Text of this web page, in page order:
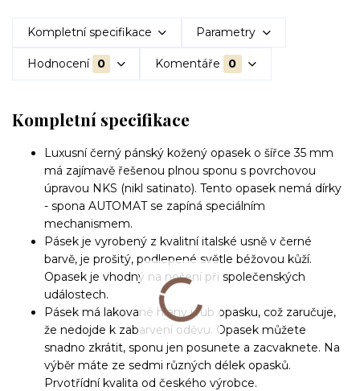
Kompletní specifikace Parametry
Hodnocení 0 Komentáře 0
Kompletní specifikace
Luxusní černý pánský kožený opasek o šířce 35 mm
má zajímavě řešenou plnou sponu s povrchovou
úpravou NKS (nikl satinato). Tento opasek nemá dírky
- spona AUTOMAT se zapíná speciálním
mechanismem.
Pásek je vyrobený z kvalitní italské usně v černé
barvě, je prošitý, podlepené světle béžovou kůží.
Opasek je vhodný na nošení při společenských
událostech.
Pásek má lakované hrany i rub opasku, což zaručuje,
že nedojde k zabarvení oděvu. Opasek můžete
snadno zkrátit, sponu jen posunete a zacvaknete. Na
výběr máte ze sedmi různých délek opasků.
Prvotřídní kvalita od českého výrobce.